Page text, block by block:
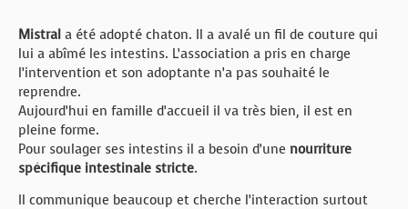
Mistral a été adopté chaton. Il a avalé un fil de couture qui
lui a abîmé les intestins. L’association a pris en charge
l’intervention et son adoptante n’a pas souhaité le
reprendre.
Aujourd’hui en famille d’accueil il va très bien, il est en
pleine forme.
Pour soulager ses intestins il a besoin d’une nourriture
spécifique intestinale stricte.
Il communique beaucoup et cherche l’interaction surtout